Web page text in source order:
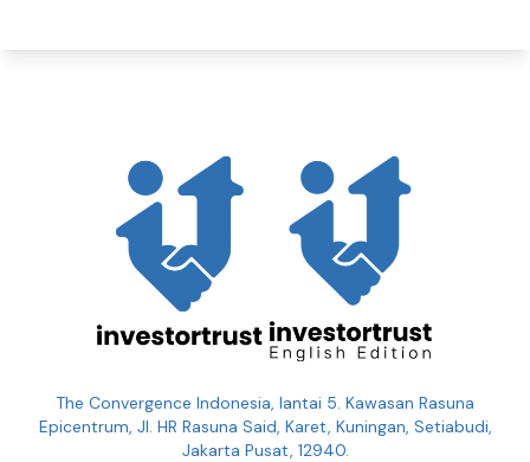
The Convergence Indonesia, lantai 5. Kawasan Rasuna
Epicentrum, Jl. HR Rasuna Said, Karet, Kuningan, Setiabudi,
Jakarta Pusat, 12940.